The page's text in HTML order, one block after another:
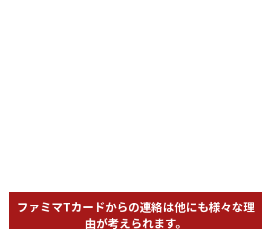
ファミマTカードからの連絡は他にも様々な理
由が考えられます。